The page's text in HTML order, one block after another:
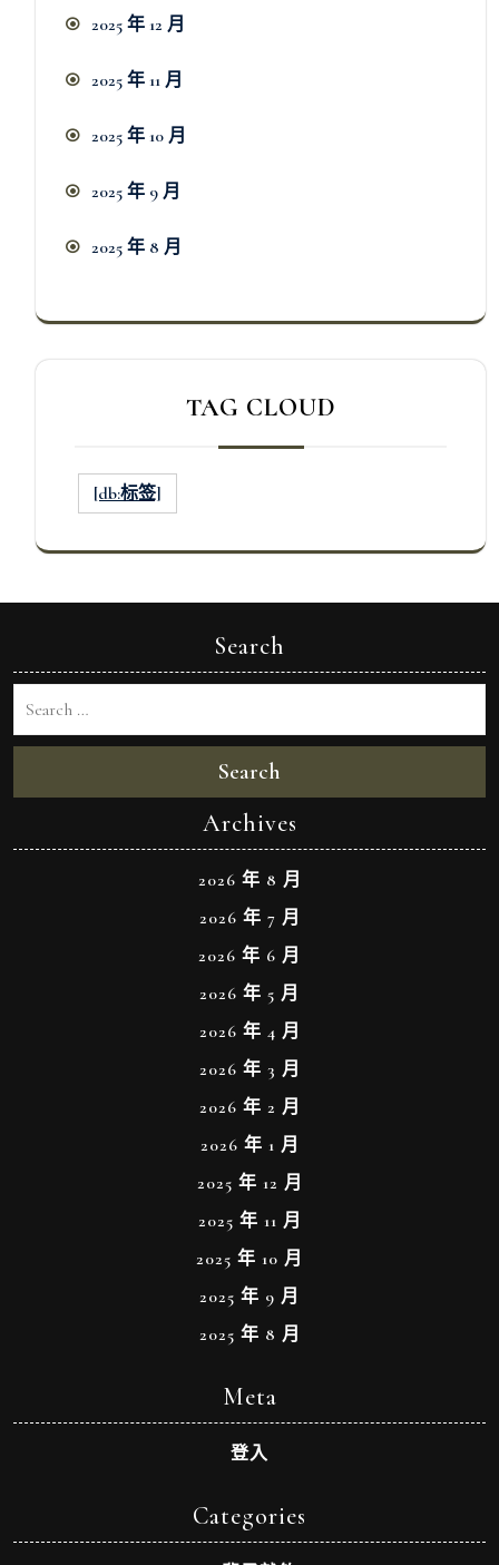
2025 年 12 月
2025 年 11 月
2025 年 10 月
2025 年 9 月
2025 年 8 月
TAG CLOUD
[db:标签]
Search
Search
Archives
2026 年 8 月
2026 年 7 月
2026 年 6 月
2026 年 5 月
2026 年 4 月
2026 年 3 月
2026 年 2 月
2026 年 1 月
2025 年 12 月
2025 年 11 月
2025 年 10 月
2025 年 9 月
2025 年 8 月
Meta
登入
Categories